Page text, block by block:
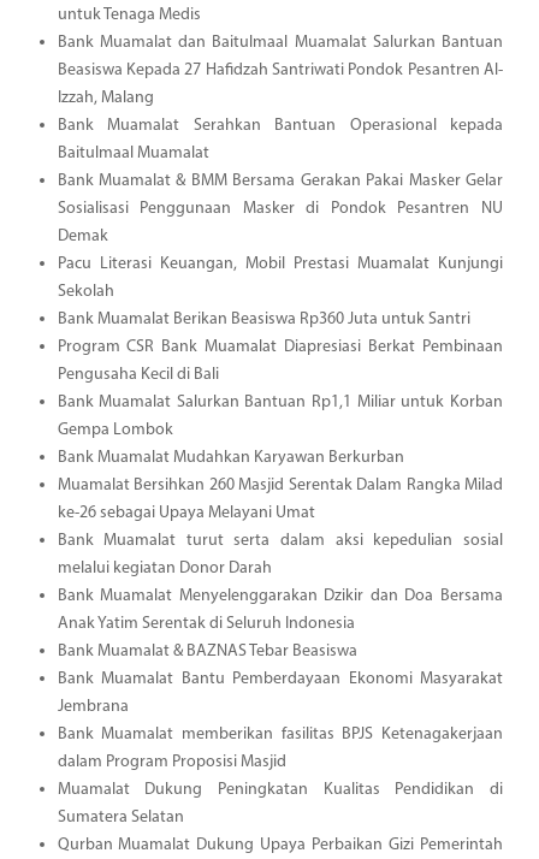
untuk Tenaga Medis
Bank Muamalat dan Baitulmaal Muamalat Salurkan Bantuan
Beasiswa Kepada 27 Hafidzah Santriwati Pondok Pesantren Al-
Izzah, Malang
Bank Muamalat Serahkan Bantuan Operasional kepada
Baitulmaal Muamalat
Bank Muamalat & BMM Bersama Gerakan Pakai Masker Gelar
Sosialisasi Penggunaan Masker di Pondok Pesantren NU
Demak
Pacu Literasi Keuangan, Mobil Prestasi Muamalat Kunjungi
Sekolah
Bank Muamalat Berikan Beasiswa Rp360 Juta untuk Santri
Program CSR Bank Muamalat Diapresiasi Berkat Pembinaan
Pengusaha Kecil di Bali
Bank Muamalat Salurkan Bantuan Rp1,1 Miliar untuk Korban
Gempa Lombok
Bank Muamalat Mudahkan Karyawan Berkurban
Muamalat Bersihkan 260 Masjid Serentak Dalam Rangka Milad
ke-26 sebagai Upaya Melayani Umat
Bank Muamalat turut serta dalam aksi kepedulian sosial
melalui kegiatan Donor Darah
Bank Muamalat Menyelenggarakan Dzikir dan Doa Bersama
Anak Yatim Serentak di Seluruh Indonesia
Bank Muamalat & BAZNAS Tebar Beasiswa
Bank Muamalat Bantu Pemberdayaan Ekonomi Masyarakat
Jembrana
Bank Muamalat memberikan fasilitas BPJS Ketenagakerjaan
dalam Program Proposisi Masjid
Muamalat Dukung Peningkatan Kualitas Pendidikan di
Sumatera Selatan
Qurban Muamalat Dukung Upaya Perbaikan Gizi Pemerintah